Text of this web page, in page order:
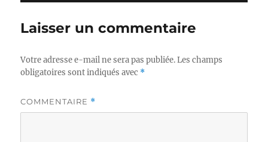
Laisser un commentaire
Votre adresse e-mail ne sera pas publiée. Les champs
obligatoires sont indiqués avec *
COMMENTAIRE *